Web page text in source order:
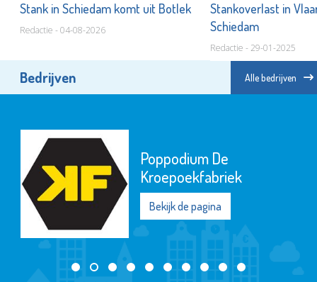
Stank in Schiedam komt uit Botlek
Redactie - 04-08-2026
Stankoverlast in
Schiedam
Redactie - 29-01-2025
Bedrijven Alle bedrijven
Poppodium De
Kroepoekfabriek
Bekijk de pagina